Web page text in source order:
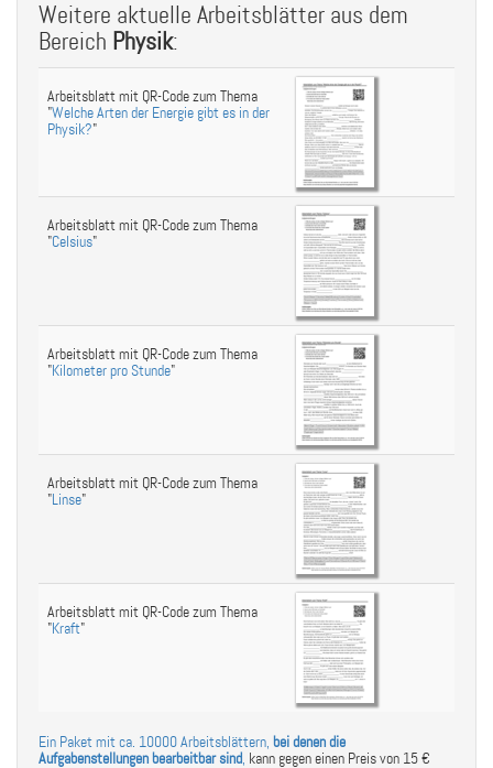
Weitere aktuelle Arbeitsblätter aus dem
Bereich Physik:
Arbeitsblatt mit QR-Code zum Thema
"Welche Arten der Energie gibt es in der
Physik?"
Arbeitsblatt mit QR-Code zum Thema
"Celsius"
Arbeitsblatt mit QR-Code zum Thema
"Kilometer pro Stunde"
Arbeitsblatt mit QR-Code zum Thema
"Linse"
Arbeitsblatt mit QR-Code zum Thema
"Kraft"
Ein Paket mit ca. 10000 Arbeitsblättern, bei denen die
Aufgabenstellungen bearbeitbar sind, kann gegen einen Preis von 15 €